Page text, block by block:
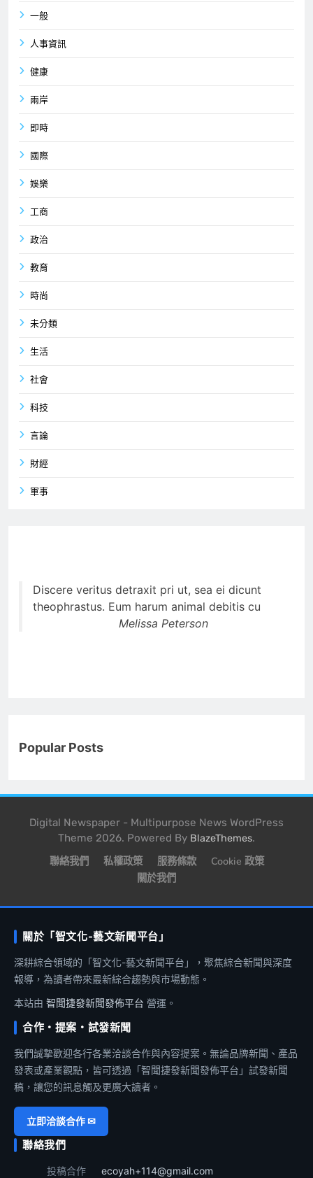
一般
人事資訊
健康
兩岸
即時
國際
娛樂
工商
政治
教育
時尚
未分類
生活
社會
科技
言論
財經
軍事
Discere veritus detraxit pri ut, sea ei dicunt
theophrastus. Eum harum animal debitis cu
Melissa Peterson
Popular Posts
Digital Newspaper - Multipurpose News WordPress
Theme 2026. Powered By BlazeThemes.
聯絡我們 私權政策 服務條款
Cookie 政策
關於我們
關於「智文化-藝文新聞平台」
深耕綜合領域的「智文化-藝文新聞平台」，聚焦綜合新聞與深度
報導，為讀者帶來最新綜合趨勢與市場動態。
本站由 智聞捷發新聞發佈平台 營運。
合作・提案・試發新聞
我們誠摯歡迎各行各業洽談合作與內容提案。無論品牌新聞、產品
發表或產業觀點，皆可透過「智聞捷發新聞發佈平台」試發新聞
稿，讓您的訊息觸及更廣大讀者。
立即洽談合作 ✉
聯絡我們
投稿合作 ecoyah+114@gmail.com